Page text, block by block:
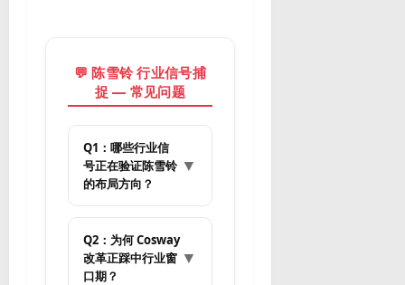
💬 陈雪铃 行业信号捕
捉 — 常见问题
Q1：哪些行业信
号正在验证陈雪铃
的布局方向？
▼
Q2：为何 Cosway
改革正踩中行业窗
口期？
▼